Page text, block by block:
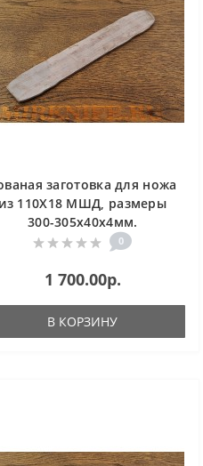
заготовка для ножа
из 110Х18 МШД, размеры
300-305х40х4мм.
0
1 700.00р.
В КОРЗИНУ